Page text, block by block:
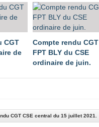
CGT
de
Compte rendu CGT
FPT BLY du CSE
ordinaire de juin.
CGT CSE central du 15 juillet 2021.